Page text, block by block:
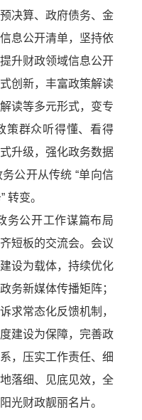
决算、政府债务、金
息公开清单，坚持依
升财政领域信息公开
创新，丰富政策解读
读等多元形式，变专
策群众听得懂、看得
升级，强化政务数据
公开从传统 “单向信
转变。
务公开工作谋篇布局
短板的交流会。会议
设为载体，持续优化
务新媒体传播矩阵；
求常态化反馈机制，
建设为保障，完善政
，压实工作责任、细
落细、见底见效，全
光财政靓丽名片。